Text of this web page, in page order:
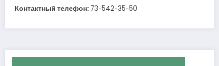
Контактный телефон: 73-542-35-50